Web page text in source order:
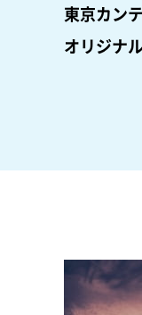
東京カン
オリジナ